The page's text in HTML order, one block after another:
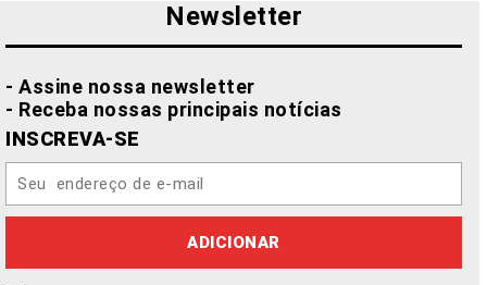
Newsletter
- Assine nossa newsletter
- Receba nossas principais notícias
INSCREVA-SE
ADICIONAR